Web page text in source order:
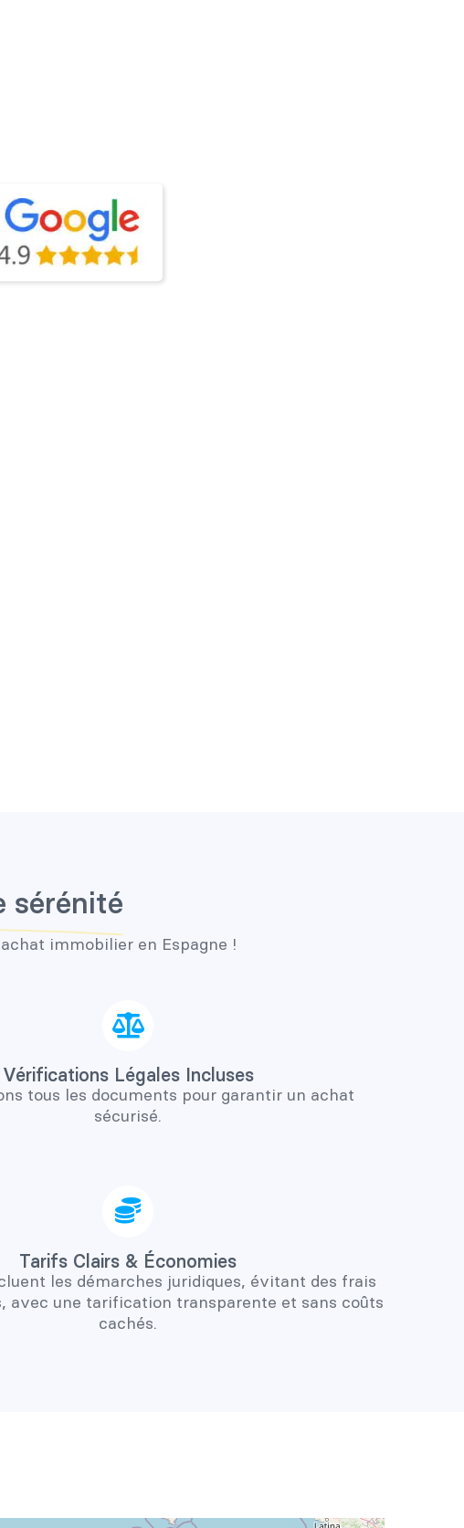
sérénité
immobilier en Espagne !
Vérifications Légales Incluses
tous les documents pour garantir un achat
sécurisé.
Tarifs Clairs & Économies
les démarches juridiques, évitant des frais
avec une tarification transparente et sans coûts
cachés.